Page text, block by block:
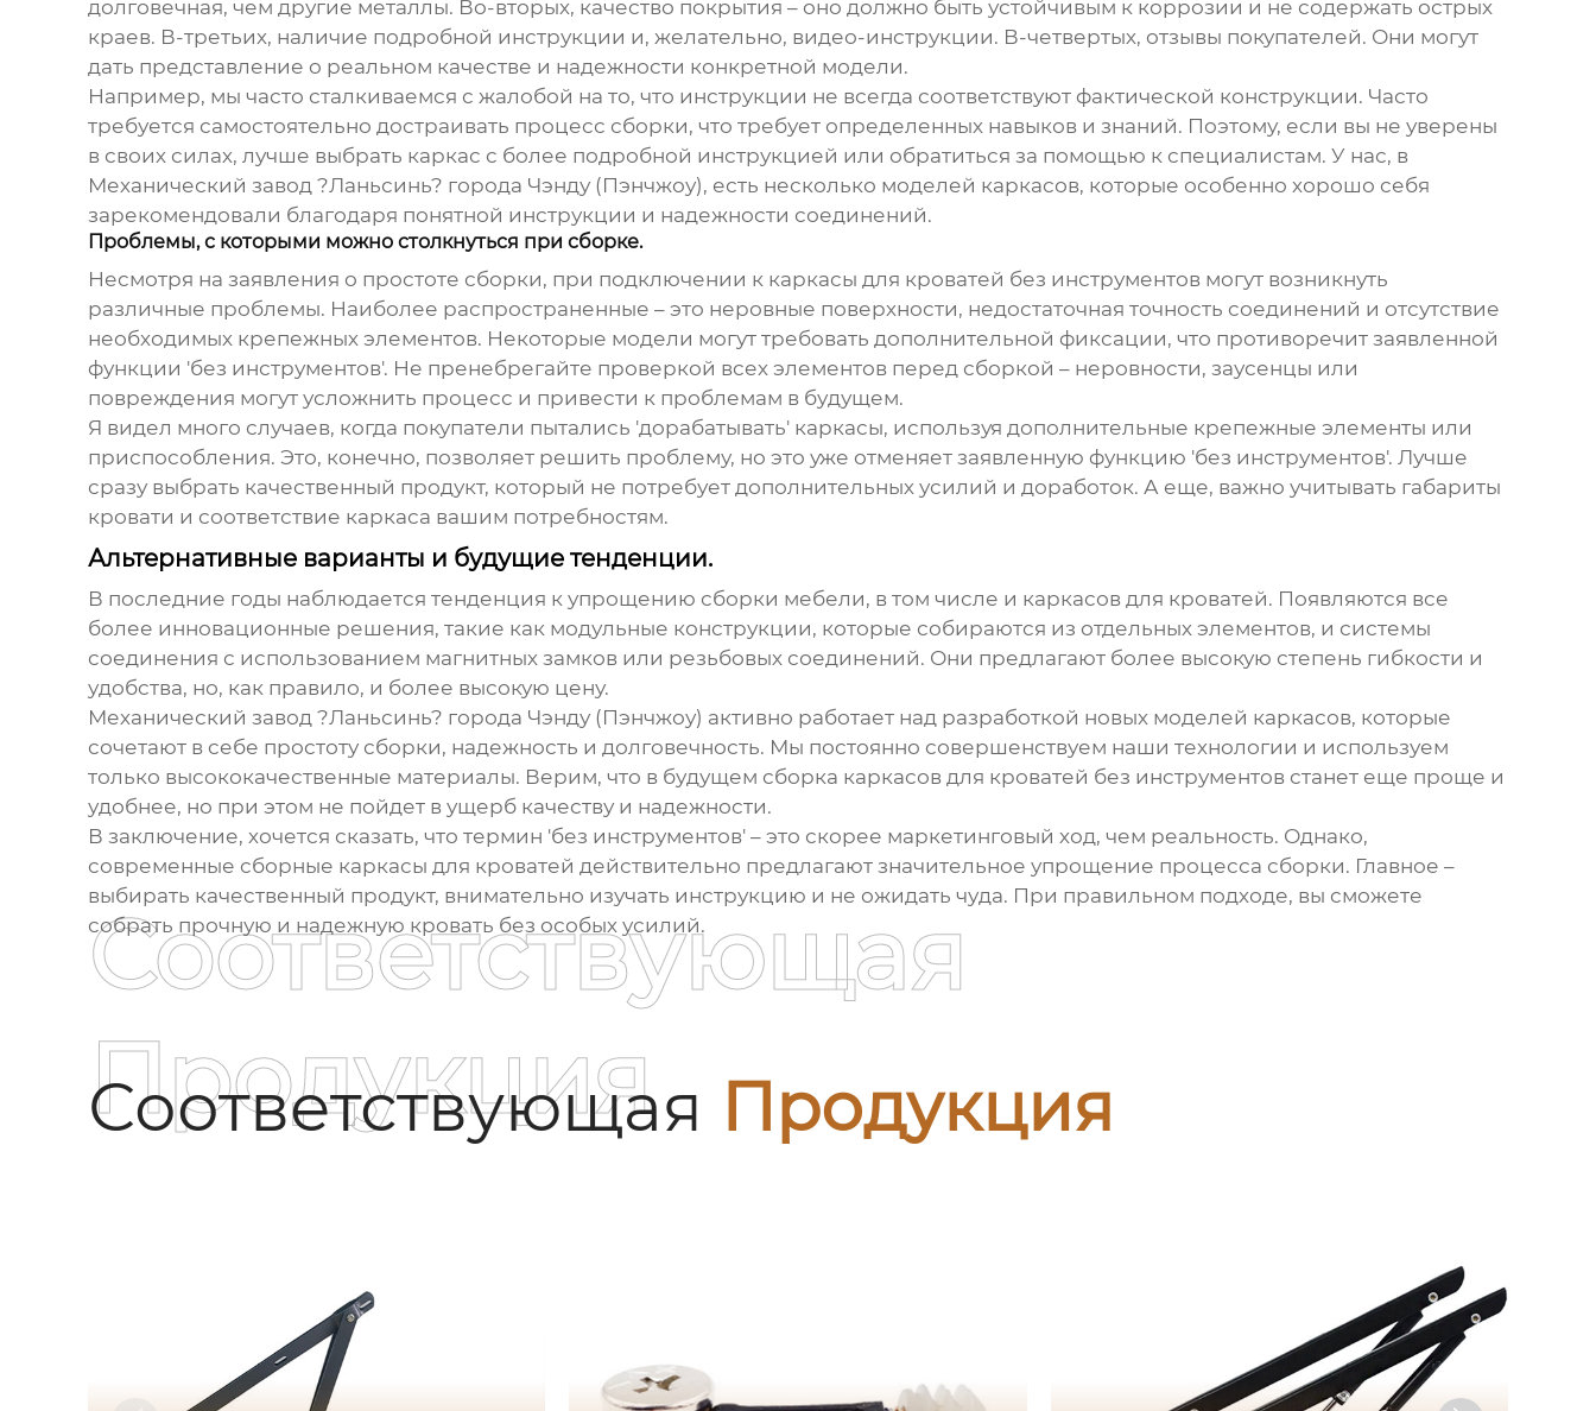
долговечная, чем другие металлы. Во-вторых, качество покрытия – оно должно быть устойчивым к коррозии и не содержать острых
краев. В-третьих, наличие подробной инструкции и, желательно, видео-инструкции. В-четвертых, отзывы покупателей. Они могут
дать представление о реальном качестве и надежности конкретной модели.
Например, мы часто сталкиваемся с жалобой на то, что инструкции не всегда соответствуют фактической конструкции. Часто
требуется самостоятельно достраивать процесс сборки, что требует определенных навыков и знаний. Поэтому, если вы не уверены
в своих силах, лучше выбрать каркас с более подробной инструкцией или обратиться за помощью к специалистам. У нас, в
Механический завод ?Ланьсинь? города Чэнду (Пэнчжоу), есть несколько моделей каркасов, которые особенно хорошо себя
зарекомендовали благодаря понятной инструкции и надежности соединений.
Проблемы, с которыми можно столкнуться при сборке.
Несмотря на заявления о простоте сборки, при подключении к каркасы для кроватей без инструментовмогут возникнуть
различные проблемы. Наиболее распространенные – это неровные поверхности, недостаточная точность соединений и отсутствие
необходимых крепежных элементов. Некоторые модели могут требовать дополнительной фиксации, что противоречит заявленной
функции 'без инструментов'. Не пренебрегайте проверкой всех элементов перед сборкой – неровности, заусенцы или
повреждения могут усложнить процесс и привести к проблемам в будущем.
Я видел много случаев, когда покупатели пытались 'дорабатывать' каркасы, используя дополнительные крепежные элементы или
приспособления. Это, конечно, позволяет решить проблему, но это уже отменяет заявленную функцию 'без инструментов'. Лучше
сразу выбрать качественный продукт, который не потребует дополнительных усилий и доработок. А еще, важно учитывать габариты
кровати и соответствие каркаса вашим потребностям.
Альтернативные варианты и будущие тенденции.
В последние годы наблюдается тенденция к упрощению сборки мебели, в том числе и каркасов для кроватей. Появляются все
более инновационные решения, такие как модульные конструкции, которые собираются из отдельных элементов, и системы
соединения с использованием магнитных замков или резьбовых соединений. Они предлагают более высокую степень гибкости и
удобства, но, как правило, и более высокую цену.
Механический завод ?Ланьсинь? города Чэнду (Пэнчжоу) активно работает над разработкой новых моделей каркасов, которые
сочетают в себе простоту сборки, надежность и долговечность. Мы постоянно совершенствуем наши технологии и используем
только высококачественные материалы. Верим, что в будущем сборка каркасов для кроватей без инструментовстанет еще проще и
удобнее, но при этом не пойдет в ущерб качеству и надежности.
В заключение, хочется сказать, что термин 'без инструментов' – это скорее маркетинговый ход, чем реальность. Однако,
современные сборные каркасы для кроватей действительно предлагают значительное упрощение процесса сборки. Главное –
выбирать качественный продукт, внимательно изучать инструкцию и не ожидать чуда. При правильном подходе, вы сможете
собрать прочную и надежную кровать без особых усилий.
Соответствующая Продукция
Соответствующая
Продукция